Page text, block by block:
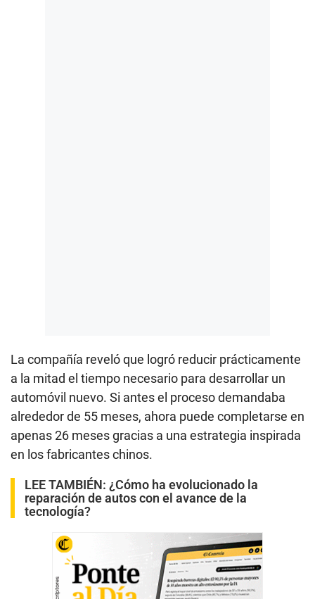
La compañía reveló que logró reducir prácticamente
a la mitad el tiempo necesario para desarrollar un
automóvil nuevo. Si antes el proceso demandaba
alrededor de 55 meses, ahora puede completarse en
apenas 26 meses gracias a una estrategia inspirada
en los fabricantes chinos.
LEE TAMBIÉN: ¿Cómo ha evolucionado la
reparación de autos con el avance de la
tecnología?